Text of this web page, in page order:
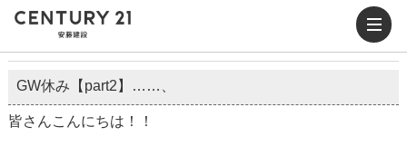
GW休み【part2】……、
皆さんこんにちは！！